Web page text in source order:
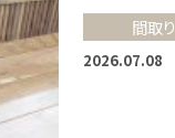
間取り
2026.07.08